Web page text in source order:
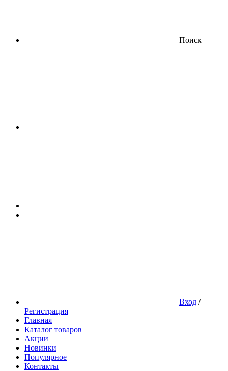
Поиск
Вход /
Регистрация
Главная
Каталог товаров
Акции
Новинки
Популярное
Контакты